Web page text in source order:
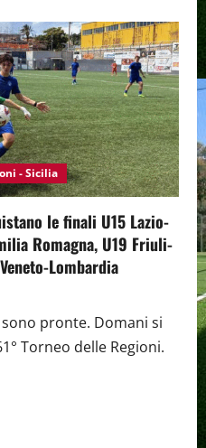
- Sicilia
le finali U15 Lazio-
Romagna, U19 Friuli-
Lombardia
pronte. Domani si
Torneo delle Regioni.